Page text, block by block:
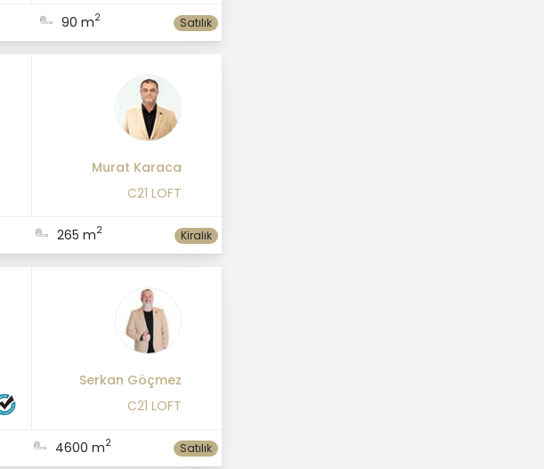
90 m2 Satılık
Murat Karaca
C21 LOFT
265 m2 Kiralık
Serkan Göçmez
C21 LOFT
4600 m2 Satılık